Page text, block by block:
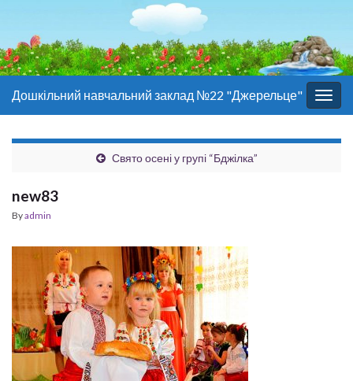
Дошкільний навчальний заклад №22 "Джерельце"
Свято осені у групі “Бджілка”
new83
Byadmin